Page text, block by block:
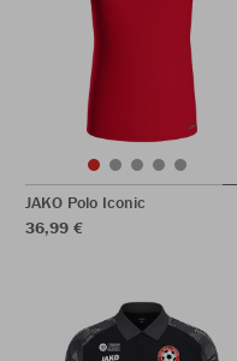
JAKO Polo Iconic
36,99 €